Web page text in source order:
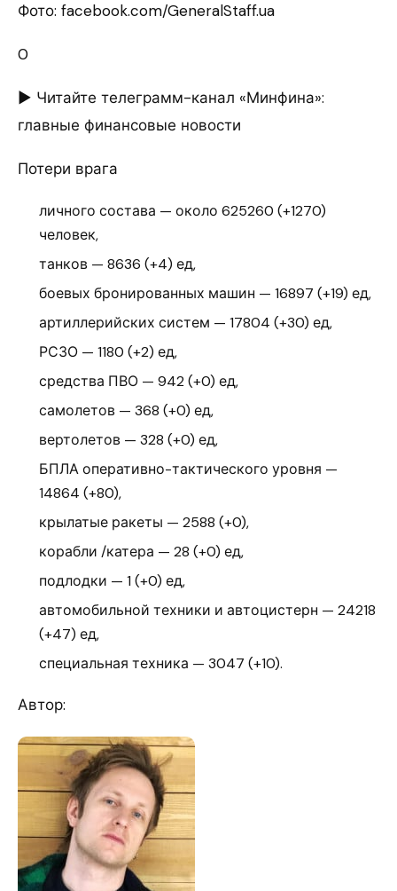
Фото: facebook.com/GeneralStaff.ua
0
► Читайте телеграмм-канал «Минфина»:
главные финансовые новости
Потери врага
личного состава — около 625260 (+1270)
человек,
танков — 8636 (+4) ед,
боевых бронированных машин — 16897 (+19) ед,
артиллерийских систем — 17804 (+30) ед,
РСЗО — 1180 (+2) ед,
средства ПВО — 942 (+0) ед,
самолетов — 368 (+0) ед,
вертолетов — 328 (+0) ед,
БПЛА оперативно-тактического уровня —
14864 (+80),
крылатые ракеты — 2588 (+0),
корабли /катера — 28 (+0) ед,
подлодки — 1 (+0) ед,
автомобильной техники и автоцистерн — 24218
(+47) ед,
специальная техника — 3047 (+10).
Автор: